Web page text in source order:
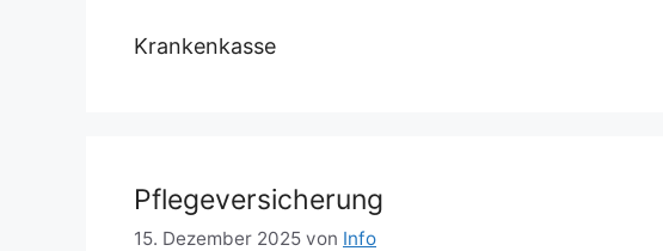
Krankenkasse
Pflegeversicherung
15. Dezember 2025 von Info